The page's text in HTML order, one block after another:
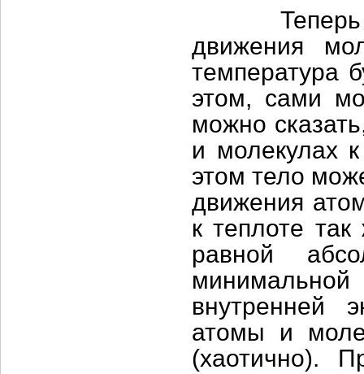
Теперь
движения
температура
этом, сами
можно
и молекулах
этом тело
движения
к теплоте
равной
внутренней
атомы и
(хаотично).